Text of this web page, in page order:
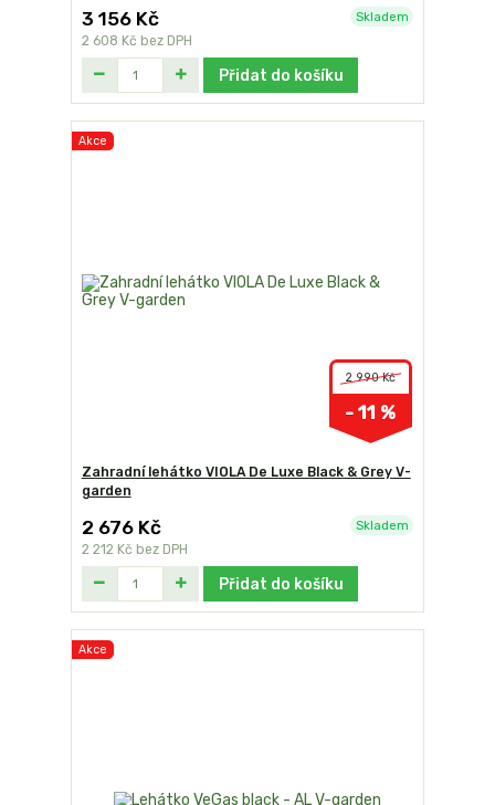
3 156 Kč
2 608 Kč bez DPH
Skladem
Přidat do košíku
Akce
2 990 Kč
- 11 %
Zahradní lehátko VIOLA De Luxe Black & Grey V-
garden
2 676 Kč
2 212 Kč bez DPH
Skladem
Přidat do košíku
Akce